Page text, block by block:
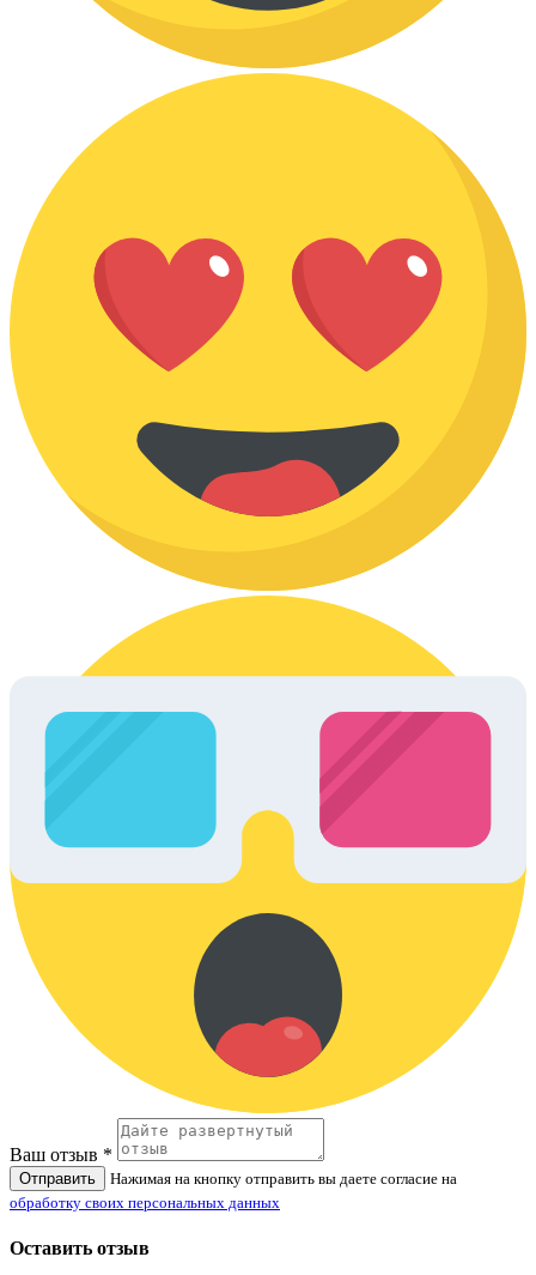
Ваш отзыв *
Отправить
Нажимая на кнопку отправить вы даете согласие на
обработку своих персональных данных
Оставить отзыв